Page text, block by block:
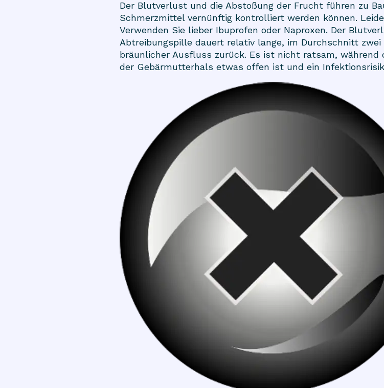
Der Blutverlust und die Abstoßung der Frucht führen zu
Schmerzmittel vernünftig kontrolliert werden können.
Verwenden Sie lieber Ibuprofen oder Naproxen. Der
Abtreibungspille dauert relativ lange, im Durchschnitt
bräunlicher Ausfluss zurück. Es ist nicht ratsam, während
der Gebärmutterhals etwas offen ist und ein